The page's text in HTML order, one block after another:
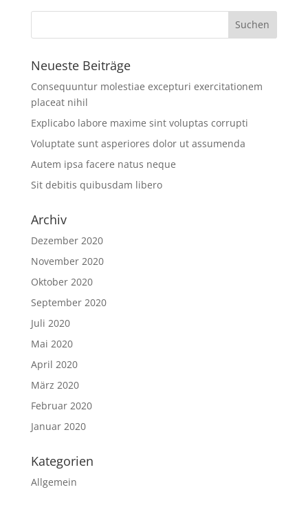
Neueste Beiträge
Consequuntur molestiae excepturi exercitationem
placeat nihil
Explicabo labore maxime sint voluptas corrupti
Voluptate sunt asperiores dolor ut assumenda
Autem ipsa facere natus neque
Sit debitis quibusdam libero
Archiv
Dezember 2020
November 2020
Oktober 2020
September 2020
Juli 2020
Mai 2020
April 2020
März 2020
Februar 2020
Januar 2020
Kategorien
Allgemein